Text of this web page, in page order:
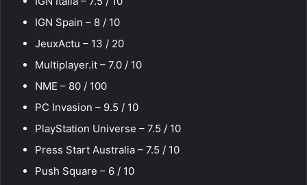
IGN Spain – 8 / 10
JeuxActu – 13 / 20
Multiplayer.it – 7.0 / 10
NME – 80 / 100
PC Invasion – 9.5 / 10
PlayStation Universe – 7.5 / 10
Press Start Australia – 7.5 / 10
Push Square – 6 / 10